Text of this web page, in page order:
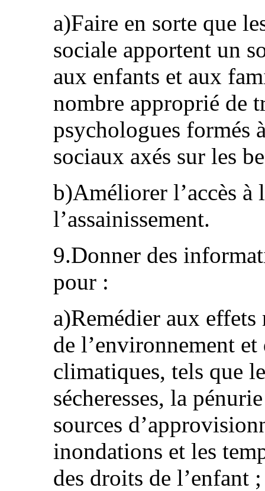
a)Faire en sorte que
sociale apportent un
aux enfants et aux
nombre approprié de
psychologues formés
sociaux axés sur les
b)Améliorer l’accès à
l’assainissement.
9.Donner des
pour :
a)Remédier aux effets
de l’environnement et
climatiques, tels que
sécheresses, la
sources
inondations et les
des droits de l’enfant ;